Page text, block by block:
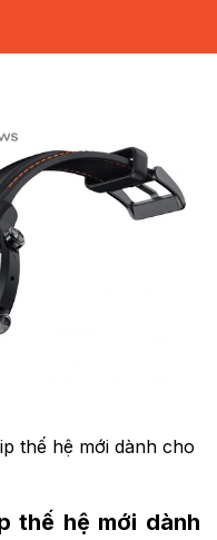
thế hệ mới dành cho
thế hệ mới dành